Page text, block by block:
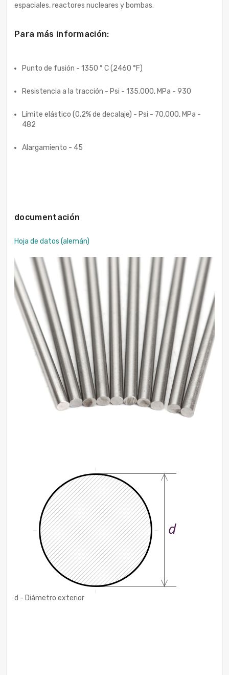
espaciales, reactores nucleares y bombas.
Para más información:
Punto de fusión - 1350 ° C (2460 °F)
Resistencia a la tracción - Psi - 135.000, MPa - 930
Límite elástico (0,2% de decalaje) - Psi - 70.000, MPa -
482
Alargamiento - 45
documentación
Hoja de datos (alemán)
d - Diámetro exterior